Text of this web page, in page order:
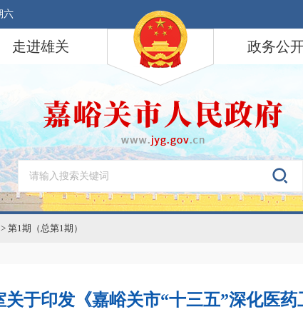
六
走进雄关 政务公
> 第1期（总第1期）
于印发《嘉峪关市“十三五”深化医